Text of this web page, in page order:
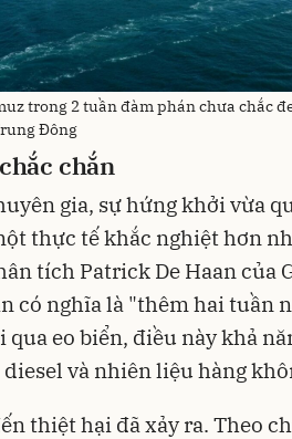
trong 2 tuần đàm phán chưa chắc
Đông
chắn
gia, sự hứng khởi vừa
thực tế khắc nghiệt hơn
tích Patrick De Haan của
có nghĩa là "thêm hai tuần
eo biển, điều này khả
diesel và nhiên liệu hàng
thiệt hại đã xảy ra. Theo